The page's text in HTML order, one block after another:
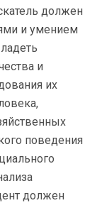
должен
и умением
и
их
поведения
должен